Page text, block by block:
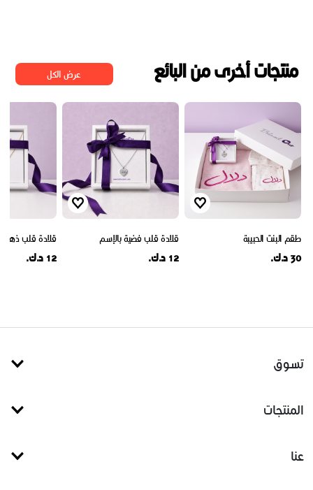
منتجات أخرى من البائع عرض الكل
طقم البنت الحبيبة
30 د.ك.
قلادة قلب فضية بالإسم
12 د.ك.
قلادة قلب
12 د.ك.
تسوق
المنتجات
عنا